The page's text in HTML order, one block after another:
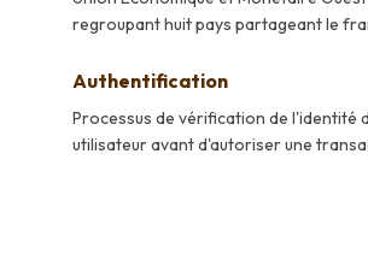
regroupant huit pays partageant le
Authentification
Processus de vérification de l'identité
utilisateur avant d'autoriser une